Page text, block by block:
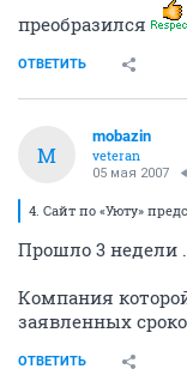
преобразился
ОТВЕТИТЬ
M
mobazin
veteran
05 мая 2007
4. Сайт по «Уюту»
Прошло 3 недели
Компания
заявленных
ОТВЕТИТЬ